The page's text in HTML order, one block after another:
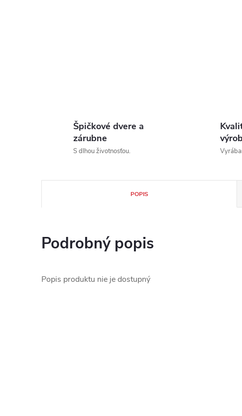
Špičkové dvere a
zárubne
S dlhou životnosťou.
POPIS
Podrobný popis
Popis produktu nie je dostupný